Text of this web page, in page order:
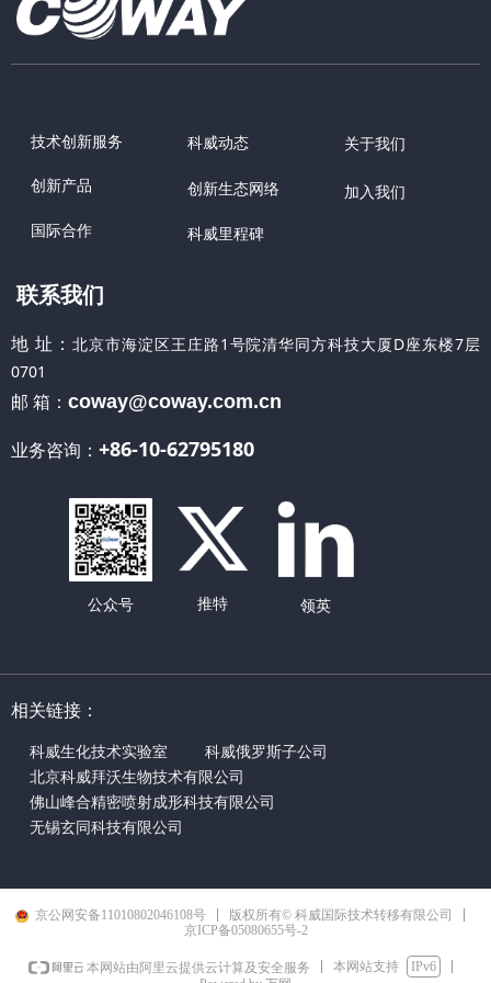
地 址： 北京市海淀区王庄路1号院清华同方科技大厦D座东楼7层
0701
邮 箱： coway@coway.com.cn
业务咨询： +86-10-62795180
联系我们
相关链接：
技术创新服务
创新产品
国际合作
科威动态
创新生态网络
科威里程碑
关于我们
加入我们
科威生化技术实验室
科威俄罗斯子公司
北京科威拜沃生物技术有限公司
佛山峰合精密喷射成形科技有限公司
无锡玄同科技有限公司
推特 领英
公众号
京公网安备11010802046108号
版权所有© 科威国际技术转移有限公司
京ICP备05080655号-2
本网站由阿里云提供云计算及安全服务 本网站支持
IPv6